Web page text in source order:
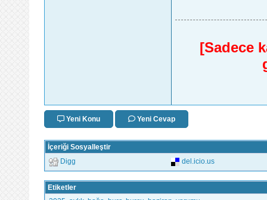
[Sadece
Yeni Konu Yeni Cevap
İçeriği Sosyalleştir
Digg del.icio.us
Etiketler